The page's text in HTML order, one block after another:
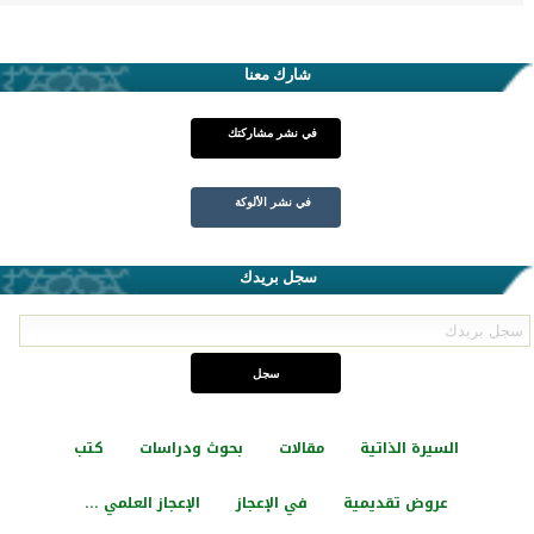
شارك معنا
في نشر مشاركتك
في نشر الألوكة
سجل بريدك
السيرة الذاتية مقالات بحوث ودراسات كتب
عروض تقديمية في الإعجاز الإعجاز العلمي ...